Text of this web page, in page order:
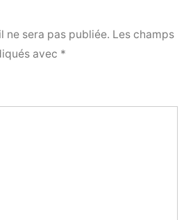
ne sera pas publiée. Les champs
avec *